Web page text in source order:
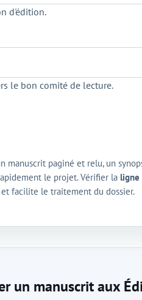
d'édition.
le bon comité de lecture.
manuscrit paginé et relu, un
le projet. Vérifier la ligne
facilite le traitement du dossier.
un manuscrit aux